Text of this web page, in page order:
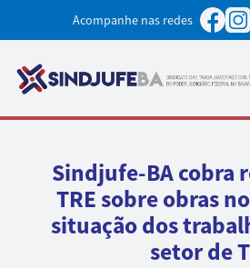
Acompanhe nas redes
Sindjufe-BA cobra
TRE sobre obras
situação dos
setor de